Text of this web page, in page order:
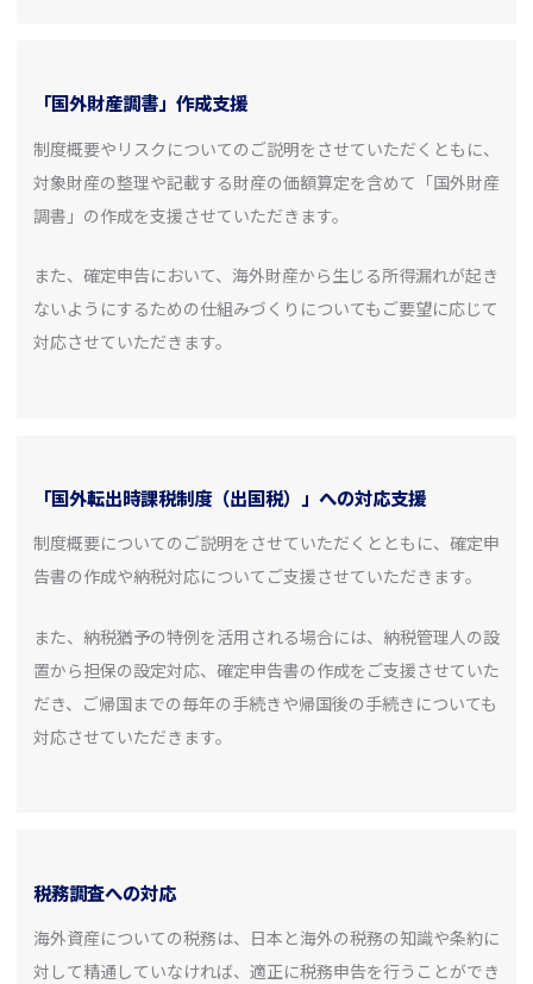
「国外財産調書」作成支援
制度概要やリスクについてのご説明をさせていただくともに、
対象財産の整理や記載する財産の価額算定を含めて「国外財産
調書」の作成を支援させていただきます。
また、確定申告において、海外財産から生じる所得漏れが起き
ないようにするための仕組みづくりについてもご要望に応じて
対応させていただきます。
「国外転出時課税制度（出国税）」への対応支援
制度概要についてのご説明をさせていただくとともに、確定申
告書の作成や納税対応についてご支援させていただきます。
また、納税猶予の特例を活用される場合には、納税管理人の設
置から担保の設定対応、確定申告書の作成をご支援させていた
だき、ご帰国までの毎年の手続きや帰国後の手続きについても
対応させていただきます。
税務調査への対応
海外資産についての税務は、日本と海外の税務の知識や条約に
対して精通していなければ、適正に税務申告を行うことができ